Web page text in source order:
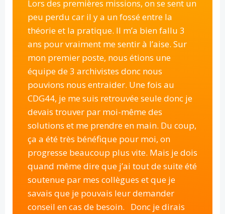
Lors des premières missions, on se sent un
peu perdu car il y a un fossé entre la
théorie et la pratique. Il m’a bien fallu 3
ans pour vraiment me sentir à l’aise. Sur
mon premier poste, nous étions une
équipe de 3 archivistes donc nous
pouvions nous entraider. Une fois au
CDG44, je me suis retrouvée seule donc je
devais trouver par moi-même des
solutions et me prendre en main. Du coup,
ça a été très bénéfique pour moi, on
progresse beaucoup plus vite. Mais je dois
quand même dire que j’ai tout de suite été
soutenue par mes collègues et que je
savais que je pouvais leur demander
conseil en cas de besoin. Donc je dirais